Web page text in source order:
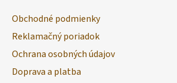
Obchodné podmienky
Reklamačný poriadok
Ochrana osobných údajov
Doprava a platba